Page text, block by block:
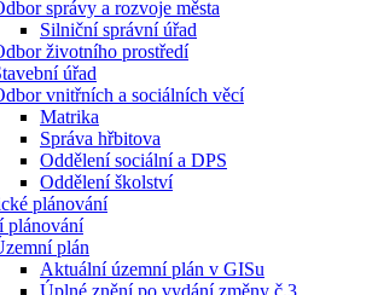
správy a rozvoje města
Silniční správní úřad
životního prostředí
úřad
vnitřních a sociálních věcí
Matrika
Správa hřbitova
Oddělení sociální a DPS
Oddělení školství
plánování
plánování
plán
Aktuální územní plán v GISu
Úplné znění po vydání změny č.3